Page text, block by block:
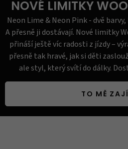
NOVÉ LIMITKY
Neon Lime & Neon Pink - dvě
A přesně ji dostávají. Nové limitky
přináší ještě víc radosti z jízdy –
přesně tak hravé, jak si děti
ale styl, který svítí do dálky.
TO MĚ